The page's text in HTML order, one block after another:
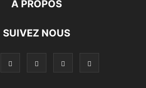
À PROPOS
SUIVEZ NOUS